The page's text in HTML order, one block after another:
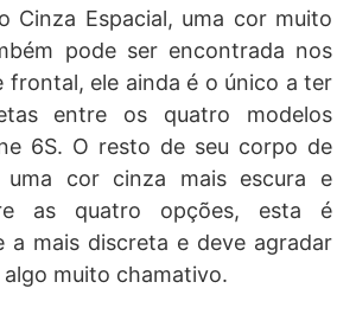
Cinza Espacial, uma cor muito
pode ser encontrada nos
frontal, ele ainda é o único a ter
entre os quatro modelos
6S. O resto de seu corpo de
uma cor cinza mais escura e
as quatro opções, esta é
a mais discreta e deve agradar
muito chamativo.